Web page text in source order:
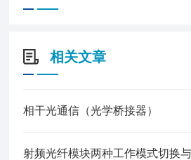
相关文章
相干光通信（光学桥接器）
射频光纤模块两种工作模式切换